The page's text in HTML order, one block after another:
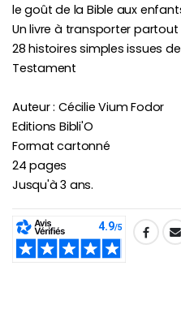
le goût de la Bible aux
Un livre à transporter
28 histoires simples issues
Testament
Auteur : Cécilie Vium Fodor
Editions Bibli'O
Format cartonné
24 pages
Jusqu'à 3 ans.
SHARE: